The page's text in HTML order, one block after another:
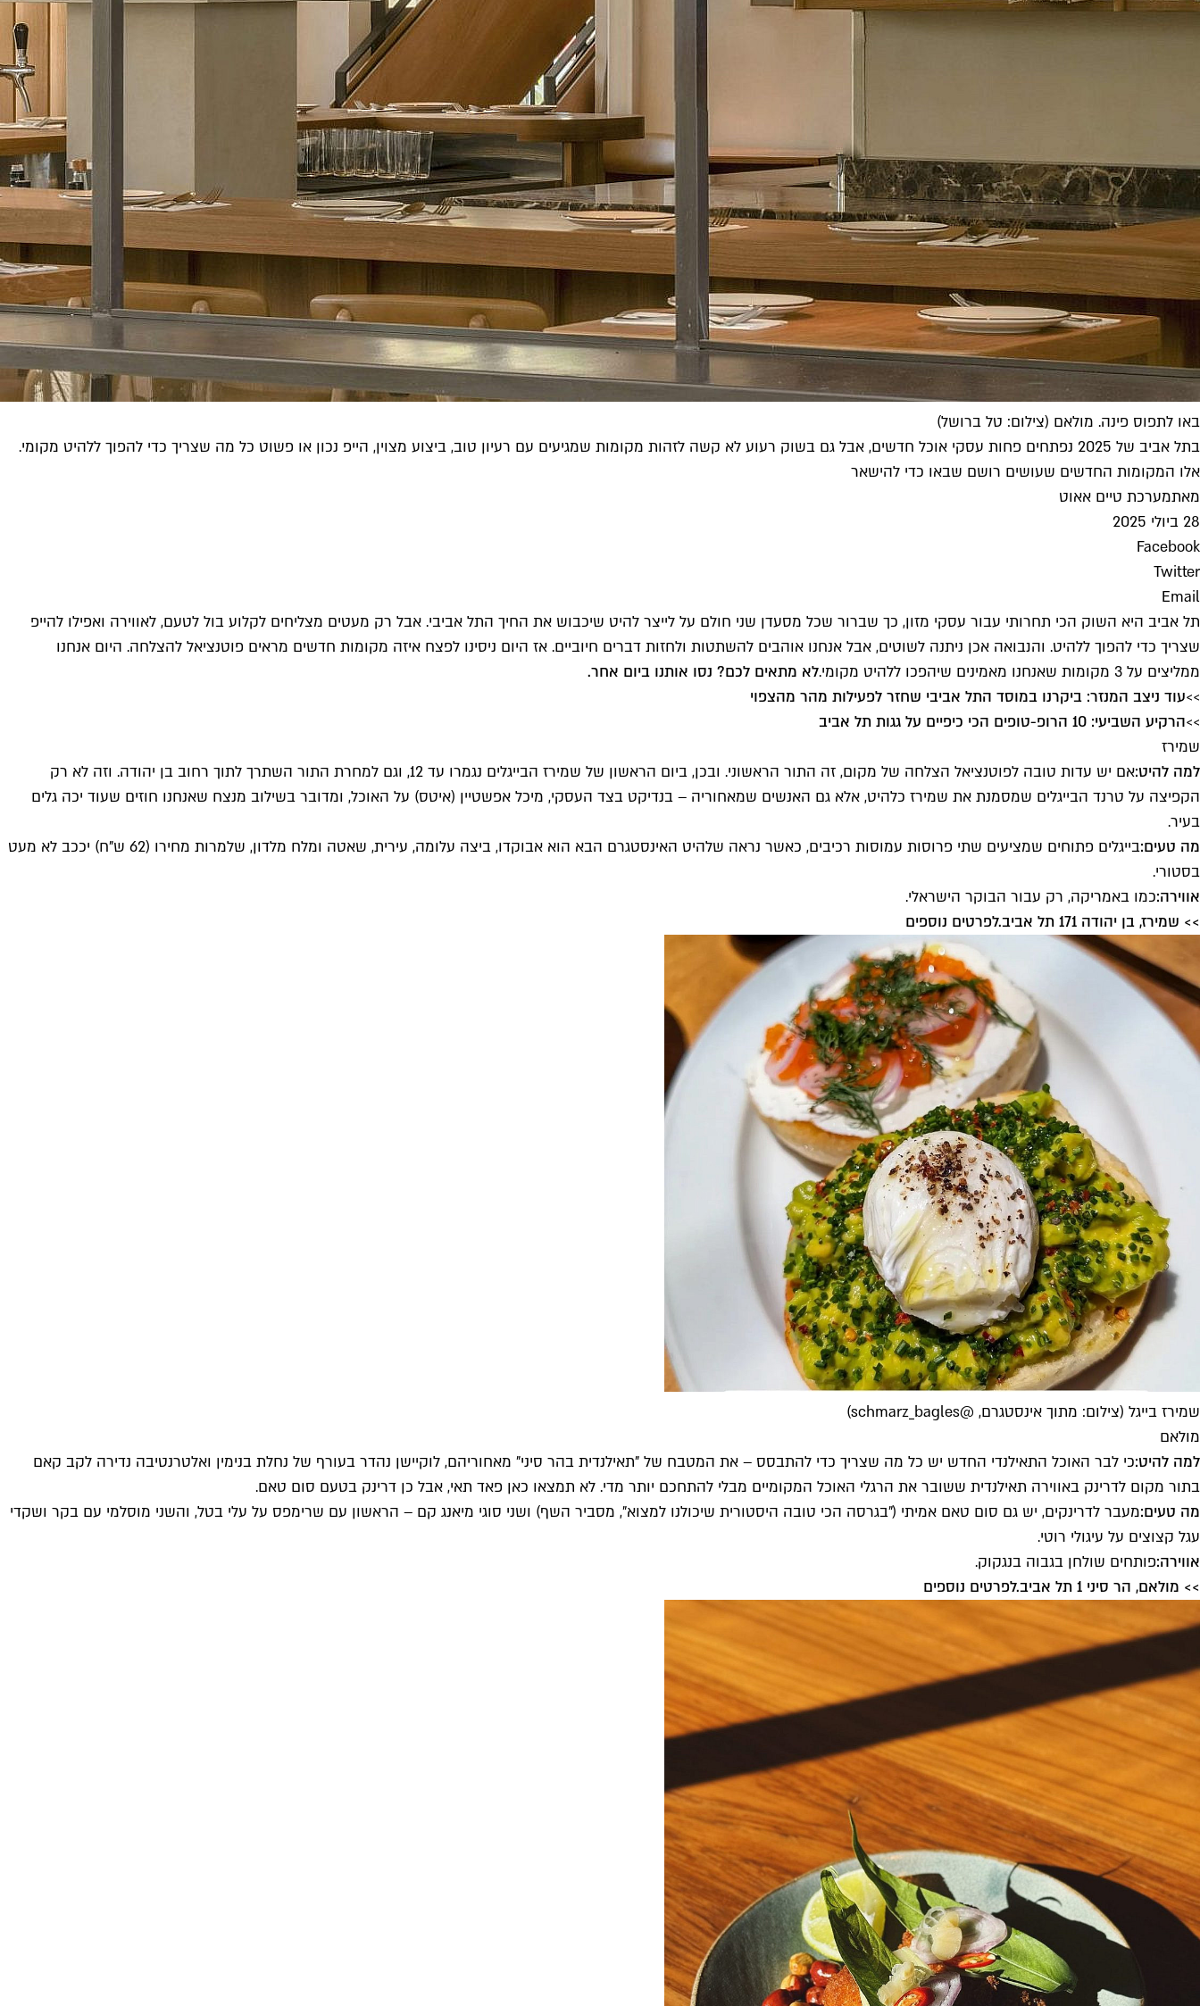
באו לתפוס פינה. מולאם (צילום: טל ברושל)
בתל אביב של 2025 נפתחים פחות עסקי אוכל חדשים, אבל גם בשוק רעוע לא קשה לזהות מקומות שמגיעים עם רעיון טוב, ביצוע מצוין, הייפ נכון או פשוט כל מה שצריך כדי להפוך ללהיט מקומי.
אלו המקומות החדשים שעושים רושם שבאו כדי להישאר
מאתמערכת טיים אאוט
28 ביולי 2025
Facebook
Twitter
Email
תל אביב היא השוק הכי תחרותי עבור עסקי מזון, כך שברור שכל מסעדן שני חולם על לייצר להיט שיכבוש את החיך התל אביבי. אבל רק מעטים מצליחים לקלוע בול לטעם, לאווירה ואפילו להייפ
שצריך כדי להפוך ללהיט. והנבואה אכן ניתנה לשוטים, אבל אנחנו אוהבים להשתטות ולחזות דברים חיוביים. אז היום ניסינו לפצח איזה מקומות חדשים מראים פוטנציאל להצלחה. היום אנחנו
ממליצים על 3 מקומות שאנחנו מאמינים שיהפכו ללהיט מקומי.
לא מתאים לכם? נסו אותנו ביום אחר.
>>עוד ניצב המנזר: ביקרנו במוסד התל אביבי שחזר לפעילות מהר מהצפוי
>>הרקיע השביעי: 10 הרופ-טופים הכי כיפיים על גגות תל אביב
שמירז
למה להיט:
אם יש עדות טובה לפוטנציאל הצלחה של מקום, זה התור הראשוני. ובכן, ביום הראשון של שמירז הבייגלים נגמרו עד 12, וגם למחרת התור השתרך לתוך רחוב בן יהודה. וזה לא רק
הקפיצה על טרנד הבייגלים שמסמנת את שמירז כלהיט, אלא גם האנשים שמאחוריה – בנדיקט בצד העסקי, מיכל אפשטיין (איטס) על האוכל, ומדובר בשילוב מנצח שאנחנו חוזים שעוד יכה גלים
בעיר.
מה טעים:
בייגלים פתוחים שמציעים שתי פרוסות עמוסות רכיבים, כאשר נראה שלהיט האינסטגרם הבא הוא אבוקדו, ביצה עלומה, עירית, שאטה ומלח מלדון, שלמרות מחירו (62 ש"ח) יככב לא מעט
בסטורי.
אווירה:כמו באמריקה, רק עבור הבוקר הישראלי.
>> שמירז, בן יהודה 171 תל אביב.
לפרטים נוספים
שמירז בייגל (צילום: מתוך אינסטגרם, @schmarz_bagles)
מולאם
למה להיט:כי לבר האוכל התאילנדי החדש יש כל מה שצריך כדי להתבסס – את המטבח של "תאילנדית בהר סיני" מאחוריהם, לוקיישן נהדר בעורף של נחלת בנימין ואלטרנטיבה נדירה לקב קאם
בתור מקום לדרינק באווירה תאילנדית ששובר את הרגלי האוכל המקומיים מבלי להתחכם יותר מדי. לא תמצאו כאן פאד תאי, אבל כן דרינק בטעם סום טאם.
מה טעים:מעבר לדרינקים, יש גם סום טאם אמיתי ("בגרסה הכי טובה היסטורית שיכולנו למצוא", מסביר השף) ושני סוגי מיאנג קם – הראשון עם שרימפס על עלי בטל, והשני מוסלמי עם בקר ושקדי
עגל קצוצים על עיגולי רוטי.
אווירה:פותחים שולחן בגבוה בנגקוק.
>> מולאם, הר סיני 1 תל אביב.
לפרטים נוספים